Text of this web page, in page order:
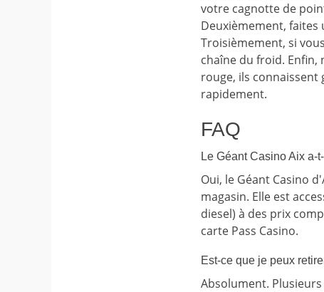
votre cagnotte de
Deuxièmement, faites
Troisièmement, si
chaîne du froid. Enfin,
rouge, ils
rapidement.
FAQ
Le Géant Casino Aix a-
Oui, le Géant Casino
magasin. Elle est
diesel) à des prix
carte Pass Casino.
Est-ce que je peux
Absolument.